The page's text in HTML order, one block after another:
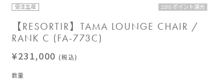
受注生産 2310 ポイント還元
【RESORTIR】TAMA LOUNGE CHAIR /
RANK C (FA-773C)
¥231,000(税込)
数量